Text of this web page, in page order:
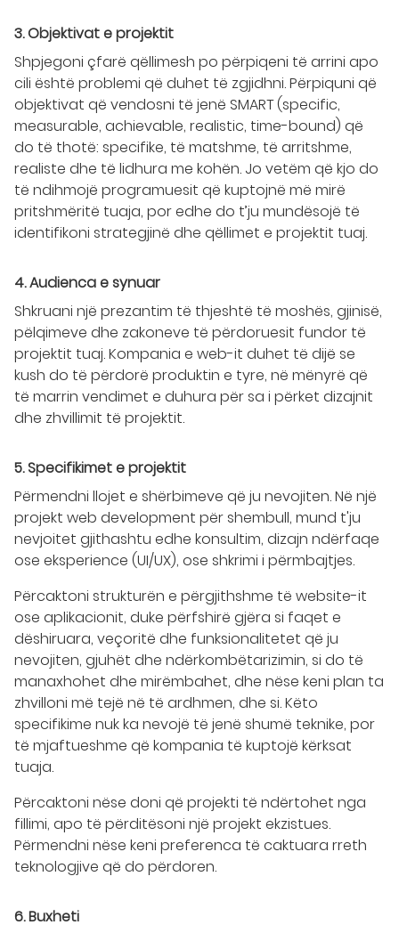
3. Objektivat e projektit
Shpjegoni çfarë qëllimesh po përpiqeni të arrini apo
cili është problemi që duhet të zgjidhni. Përpiquni që
objektivat që vendosni të jenë SMART (specific,
measurable, achievable, realistic, time-bound) që
do të thotë: specifike, të matshme, të arritshme,
realiste dhe të lidhura me kohën. Jo vetëm që kjo do
të ndihmojë programuesit që kuptojnë më mirë
pritshmëritë tuaja, por edhe do t’ju mundësojë të
identifikoni strategjinë dhe qëllimet e projektit tuaj.
4. Audienca e synuar
Shkruani një prezantim të thjeshtë të moshës, gjinisë,
pëlqimeve dhe zakoneve të përdoruesit fundor të
projektit tuaj. Kompania e web-it duhet të dijë se
kush do të përdorë produktin e tyre, në mënyrë që
të marrin vendimet e duhura për sa i përket dizajnit
dhe zhvillimit të projektit.
5. Specifikimet e projektit
Përmendni llojet e shërbimeve që ju nevojiten. Në një
projekt web development për shembull, mund t'ju
nevjoitet gjithashtu edhe konsultim, dizajn ndërfaqe
ose eksperience (UI/UX), ose shkrimi i përmbajtjes.
Përcaktoni strukturën e përgjithshme të website-it
ose aplikacionit, duke përfshirë gjëra si faqet e
dëshiruara, veçoritë dhe funksionalitetet që ju
nevojiten, gjuhët dhe ndërkombëtarizimin, si do të
manaxhohet dhe mirëmbahet, dhe nëse keni plan ta
zhvilloni më tejë në të ardhmen, dhe si. Këto
specifikime nuk ka nevojë të jenë shumë teknike, por
të mjaftueshme që kompania të kuptojë kërksat
tuaja.
Përcaktoni nëse doni që projekti të ndërtohet nga
fillimi, apo të përditësoni një projekt ekzistues.
Përmendni nëse keni preferenca të caktuara rreth
teknologjive që do përdoren.
6. Buxheti